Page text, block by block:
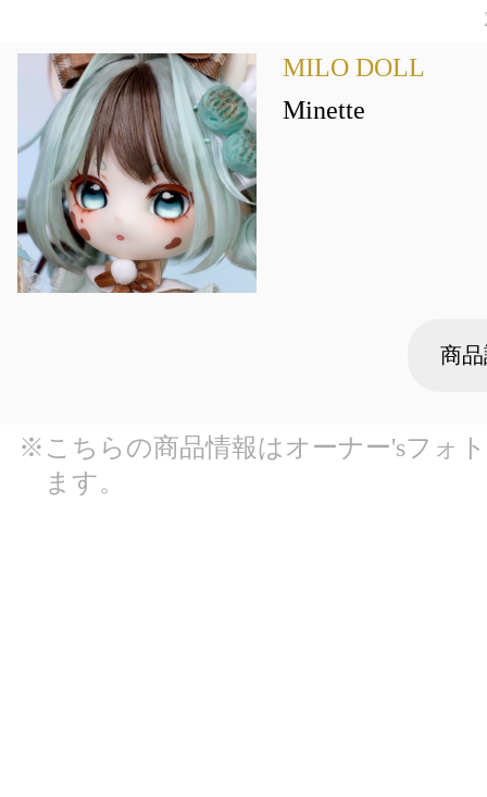
MILO DOLL
Minette
商
※こちらの商品情報はオーナー'sフォ
ます。